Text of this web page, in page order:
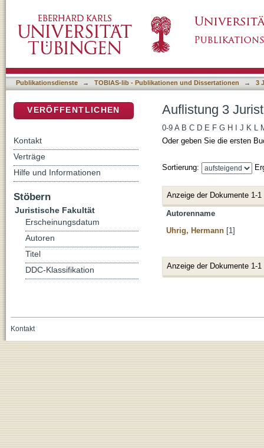
Publikationsdienste → TOBIAS-lib - Publikationen und Dissertationen → 3
Auflistung 3
0-9 A B C D E F G H J K L
Oder geben Sie die ersten
Sortierung:
Anzeige der Dokumente 1-1
Autorenname
Uhrig, Hermann [1]
Anzeige der Dokumente 1-1
VERÖFFENTLICHEN
Kontakt
Verträge
Hilfe und Informationen
Stöbern
Juristische Fakultät
Erscheinungsdatum
Autoren
Titel
DDC-Klassifikation
Kontakt